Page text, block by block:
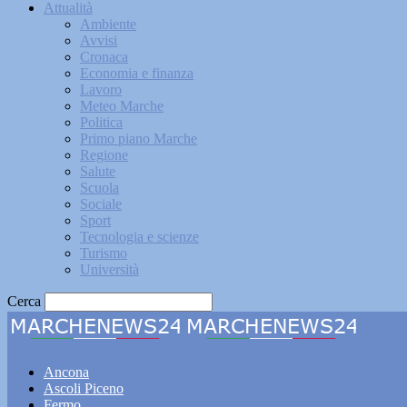
Attualità
Ambiente
Avvisi
Cronaca
Economia e finanza
Lavoro
Meteo Marche
Politica
Primo piano Marche
Regione
Salute
Scuola
Sociale
Sport
Tecnologia e scienze
Turismo
Università
Cerca
Ancona
Ascoli Piceno